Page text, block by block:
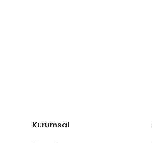
Kurumsal